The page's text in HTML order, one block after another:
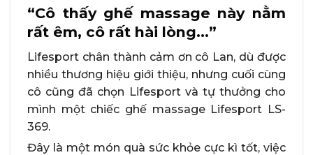
“Cô thấy ghế massage này nằm
rất êm, cô rất hài lòng…”
Lifesport chân thành cảm ơn cô Lan, dù được
nhiều thương hiệu giới thiệu, nhưng cuối cùng
cô cũng đã chọn Lifesport và tự thưởng cho
mình một chiếc ghế massage Lifesport LS-
369.
Đây là một món quà sức khỏe cực kì tốt, việc